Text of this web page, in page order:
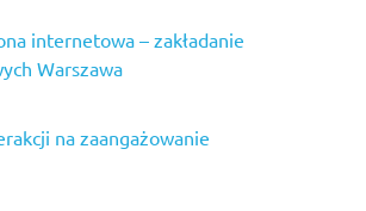
internetowa – zakładanie
Warszawa
na zaangażowanie